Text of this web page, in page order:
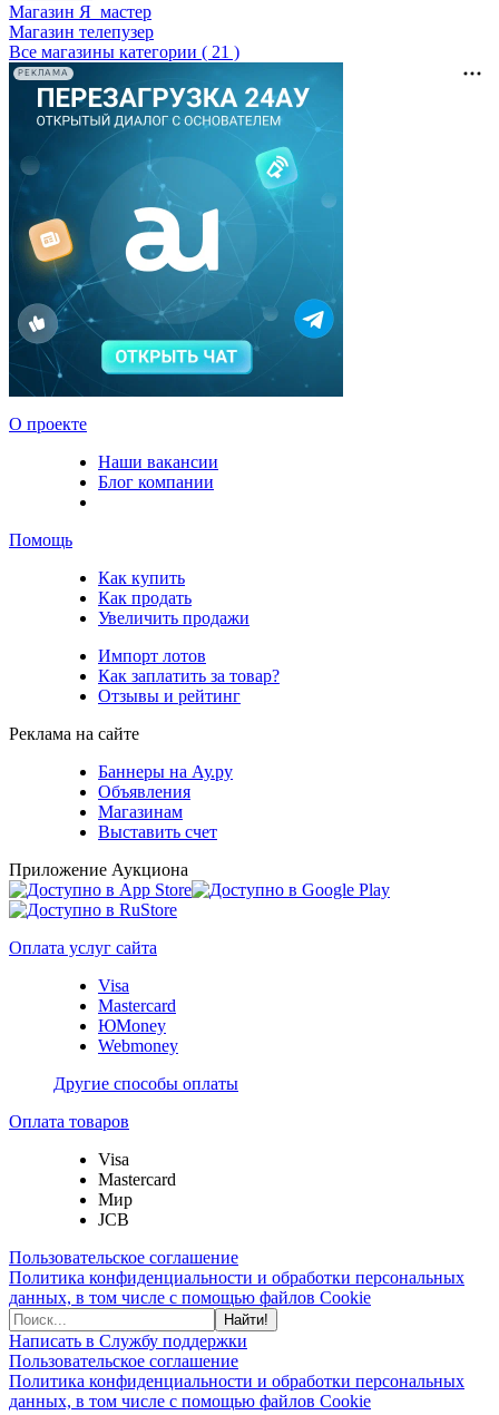
Магазин Я_мастер
Магазин телепузер
Все магазины категории ( 21 )
РЕКЛАМА
О проекте
Наши вакансии
Блог компании
Помощь
Как купить
Как продать
Увеличить продажи
Импорт лотов
Как заплатить за товар?
Отзывы и рейтинг
Реклама на сайте
Баннеры на Ау.ру
Объявления
Магазинам
Выставить счет
Приложение Аукциона
Оплата услуг сайта
Visa
Mastercard
ЮMoney
Webmoney
Другие способы оплаты
Оплата товаров
Visa
Mastercard
Мир
JCB
Пользовательское соглашение
Политика конфиденциальности и обработки персональных
данных, в том числе с помощью файлов Cookie
Найти!
Написать в Службу поддержки
Пользовательское соглашение
Политика конфиденциальности и обработки персональных
данных, в том числе с помощью файлов Cookie